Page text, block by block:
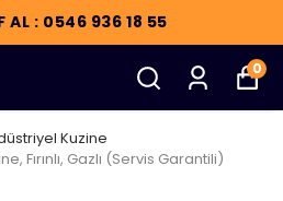
AL : 0546 936 18 55
0
Kuzine
Fırınlı, Gazlı (Servis Garantili)